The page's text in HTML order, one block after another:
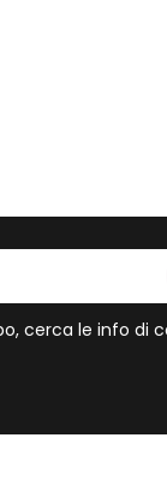
cerca le info di